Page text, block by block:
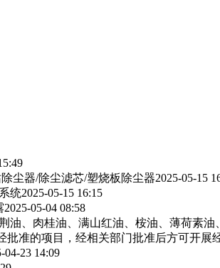
尘器/除尘滤芯/塑烧板除尘器2025-05-15
统2025-05-15 16:15
2025-05-04 08:58
油、肉桂油、满山红油、桉油、薄荷素
准的项目，经相关部门批准后方可开展
04-23 14:09